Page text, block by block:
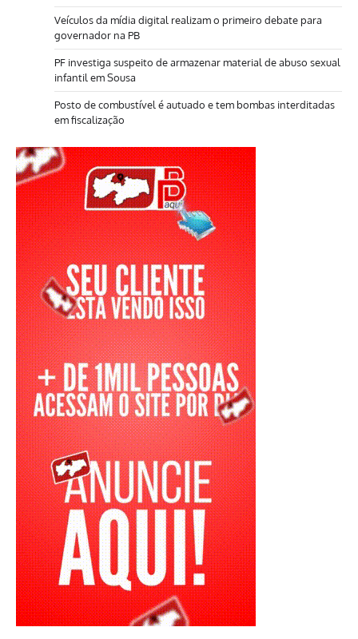
Veículos da mídia digital realizam o primeiro debate para
governador na PB
PF investiga suspeito de armazenar material de abuso sexual
infantil em Sousa
Posto de combustível é autuado e tem bombas interditadas
em fiscalização